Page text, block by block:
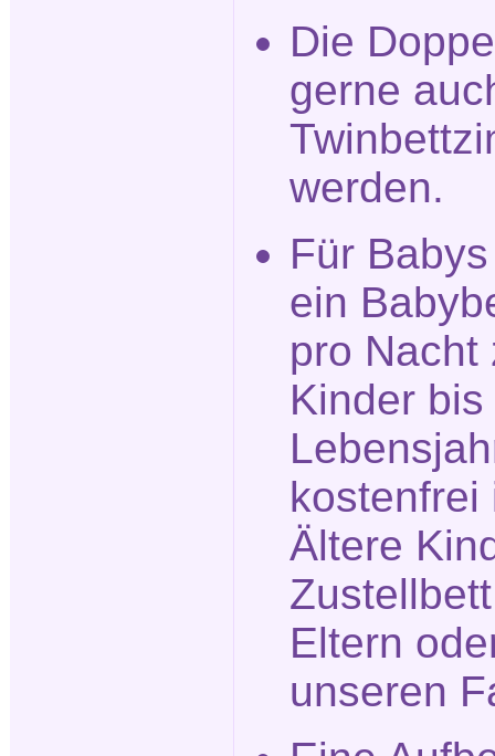
Die
gerne
werden.
Für
ein
pro Nacht
Kinder
kostenfrei
Ältere
Eltern
unseren